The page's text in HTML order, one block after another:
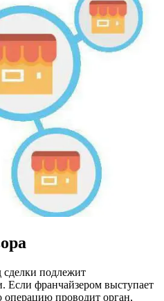
сделки подлежит
Если франчайзером выступает
проводит орган,